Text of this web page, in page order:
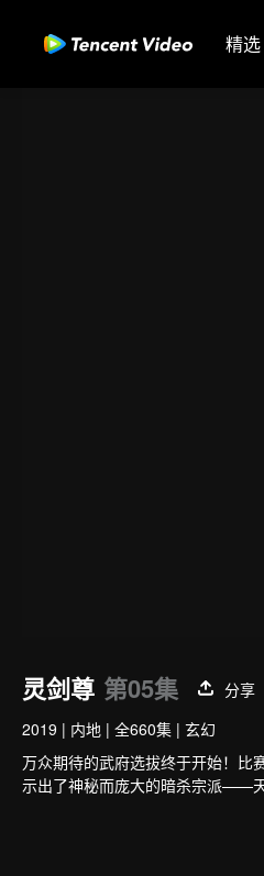
精选
灵剑尊 第05集
分享
2019 | 内地 | 全660集 | 玄幻
万众期待的武府选拔终于开始！比
示出了神秘而庞大的暗杀宗派——